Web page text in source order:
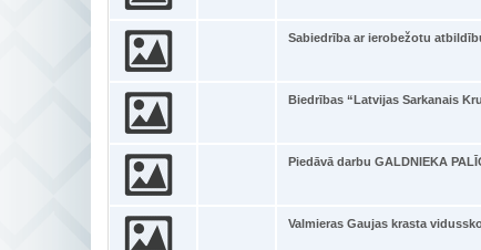
Sabiedrība ar ierobežotu
Biedrības “Latvijas Sarkanais
Piedāvā darbu GALDNIEKA
Valmieras Gaujas krasta